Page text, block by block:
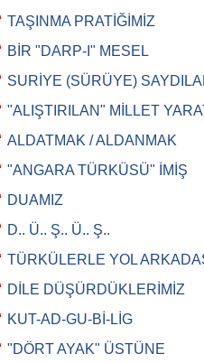
TAŞINMA PRATİĞİMİZ
BİR "DARP-I" MESEL
SURİYE (SÜRÜYE)
"ALIŞTIRILAN" MİLLET
ALDATMAK / ALDANMAK
"ANGARA TÜRKÜSÜ" İMİŞ
DUAMIZ
D.. Ü.. Ş.. Ü.. Ş..
TÜRKÜLERLE YOL
DİLE DÜŞÜRDÜKLERİMİZ
KUT-AD-GU-Bİ-LİG
"DÖRT AYAK" ÜSTÜNE